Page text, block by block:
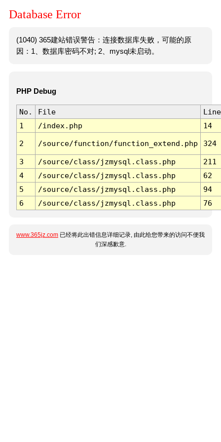
Database Error
(1040) 365建站错误警告：连接数据库失败，可能的原
因：1、数据库密码不对; 2、mysql未启动。
PHP Debug
No. File
Line
1
/index.php 14
2 /source/function/function_extend.php 324
3 /source/class/jzmysql.class.php
211
4
/source/class/jzmysql.class.php
62
5
/source/class/jzmysql.class.php
94
6
/source/class/jzmysql.class.php 76
www.365jz.com 已经将此出错信息详细记录, 由此给您带来的访问不便我
们深感歉意.